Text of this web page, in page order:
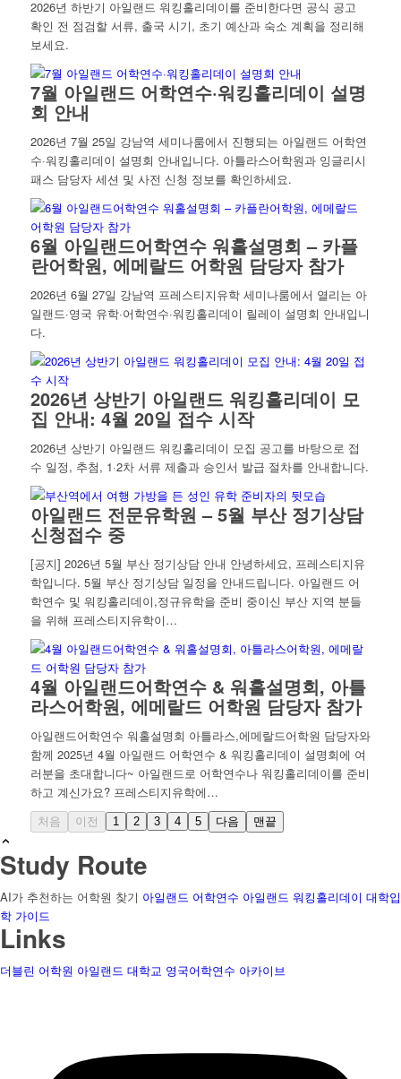
2026년 하반기 아일랜드 워킹홀리데이를 준비한다면 공식 공고
확인 전 점검할 서류, 출국 시기, 초기 예산과 숙소 계획을 정리해
보세요.
7월 아일랜드 어학연수·워킹홀리데이 설명
회 안내
2026년 7월 25일 강남역 세미나룸에서 진행되는 아일랜드 어학연
수·워킹홀리데이 설명회 안내입니다. 아틀라스어학원과 잉글리시
패스 담당자 세션 및 사전 신청 정보를 확인하세요.
6월 아일랜드어학연수 워홀설명회 – 카플
란어학원, 에메랄드 어학원 담당자 참가
2026년 6월 27일 강남역 프레스티지유학 세미나룸에서 열리는 아
일랜드·영국 유학·어학연수·워킹홀리데이 릴레이 설명회 안내입니
다.
2026년 상반기 아일랜드 워킹홀리데이 모
집 안내: 4월 20일 접수 시작
2026년 상반기 아일랜드 워킹홀리데이 모집 공고를 바탕으로 접
수 일정, 추첨, 1·2차 서류 제출과 승인서 발급 절차를 안내합니다.
아일랜드 전문유학원 – 5월 부산 정기상담
신청접수 중
[공지] 2026년 5월 부산 정기상담 안내 안녕하세요, 프레스티지유
학입니다. 5월 부산 정기상담 일정을 안내드립니다. 아일랜드 어
학연수 및 워킹홀리데이,정규유학을 준비 중이신 부산 지역 분들
을 위해 프레스티지유학이…
4월 아일랜드어학연수 & 워홀설명회, 아틀
라스어학원, 에메랄드 어학원 담당자 참가
아일랜드어학연수 워홀설명회 아틀라스,에메랄드어학원 담당자와
함께 2025년 4월 아일랜드 어학연수 & 워킹홀리데이 설명회에 여
러분을 초대합니다~ 아일랜드로 어학연수나 워킹홀리데이를 준비
하고 계신가요? 프레스티지유학에…
처음 이전 1 2 3 4 5 다음 맨끝
Study Route
AI가 추천하는 어학원 찾기 아일랜드 어학연수 아일랜드 워킹홀리데이 대학입
학 가이드
Links
더블린 어학원 아일랜드 대학교 영국어학연수 아카이브